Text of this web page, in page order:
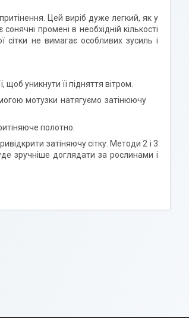
Цей виріб дуже легкий, як у
промені в необхідній кількості
не вимагає особливих зусиль і
щоб уникнути її підняття вітром.
мотузки натягуємо затінюючу
полотно.
затіняючу сітку. Методи 2 і 3
зручніше доглядати за рослинами і